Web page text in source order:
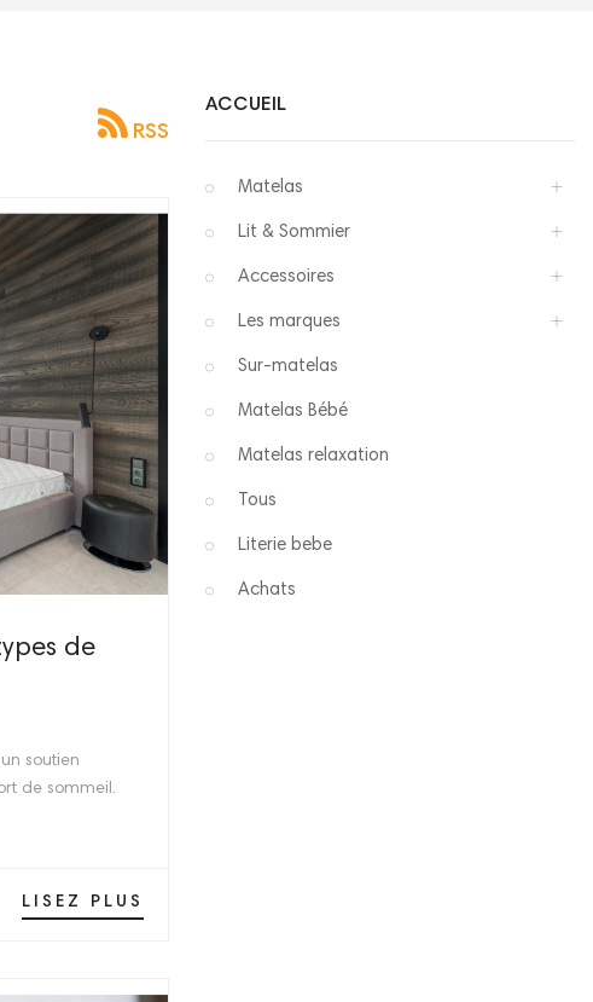
RSS
de
soutien
de sommeil.
LISEZ PLUS
ACCUEIL
Matelas
Lit & Sommier
Accessoires
Les marques
Sur-matelas
Matelas Bébé
Matelas relaxation
Tous
Literie bebe
Achats